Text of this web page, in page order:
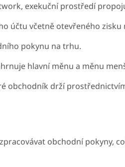
exekuční prostředí
účtu včetně otevřeného zisku
pokynu na trhu.
hlavní měnu a měnu
obchodník drží
obchodní pokyny,